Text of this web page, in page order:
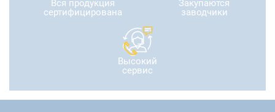
Вся продукция
сертифицирована
Закупаются
заводчики
Высокий
сервис